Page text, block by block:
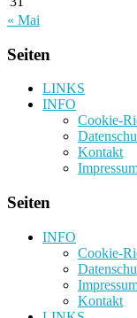
« Mai
Seiten
LINKS
INFO
Cookie-
Kontakt
Seiten
INFO
Cookie-
Kontakt